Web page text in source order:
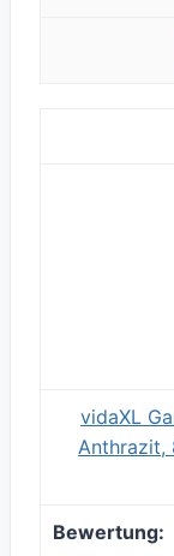
vidaXL
Anthrazit,